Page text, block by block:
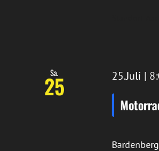
Sa.
25 25.Juli |
Bardenberg